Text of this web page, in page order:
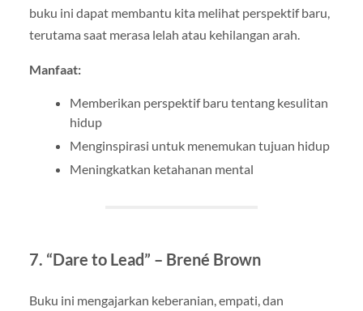
buku ini dapat membantu kita melihat perspektif baru,
terutama saat merasa lelah atau kehilangan arah.
Manfaat:
Memberikan perspektif baru tentang kesulitan
hidup
Menginspirasi untuk menemukan tujuan hidup
Meningkatkan ketahanan mental
7. “Dare to Lead” – Brené Brown
Buku ini mengajarkan keberanian, empati, dan